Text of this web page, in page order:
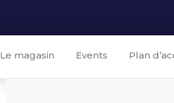
Le magasin Events Plan